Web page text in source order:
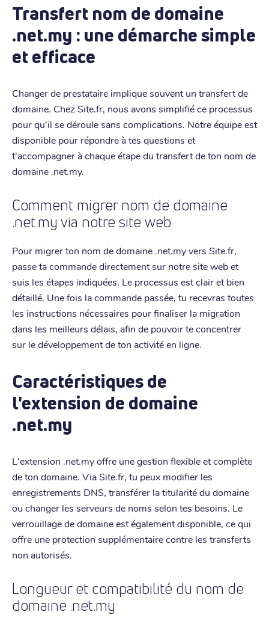
Transfert nom de domaine
.net.my : une démarche simple
et efficace
Changer de prestataire implique souvent un transfert de
domaine. Chez Site.fr, nous avons simplifié ce processus
pour qu'il se déroule sans complications. Notre équipe est
disponible pour répondre à tes questions et
t'accompagner à chaque étape du transfert de ton nom de
domaine .net.my.
Comment migrer nom de domaine
.net.my via notre site web
Pour migrer ton nom de domaine .net.my vers Site.fr,
passe ta commande directement sur notre site web et
suis les étapes indiquées. Le processus est clair et bien
détaillé. Une fois la commande passée, tu recevras toutes
les instructions nécessaires pour finaliser la migration
dans les meilleurs délais, afin de pouvoir te concentrer
sur le développement de ton activité en ligne.
Caractéristiques de
l'extension de domaine
.net.my
L'extension .net.my offre une gestion flexible et complète
de ton domaine. Via Site.fr, tu peux modifier les
enregistrements DNS, transférer la titularité du domaine
ou changer les serveurs de noms selon tes besoins. Le
verrouillage de domaine est également disponible, ce qui
offre une protection supplémentaire contre les transferts
non autorisés.
Longueur et compatibilité du nom de
domaine .net.my